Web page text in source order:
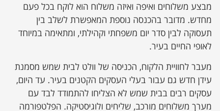
מבצע משלוחים ואיפה ואיזה משלוח הוא לוקח בכל פעם
מחדש. מדובר בהכנסה נוספת המאפשרת לשלב בין
תעסוקה לבין סדר יום משפחתי וקהילתי, ומתאימה במיוחד
לאופי החיים בעיר.
מעבר לחוויית הלקוח, הכניסה של וולט לבית שמש מסמנת
עידן חדש גם עבור בעלי העסקים הקטנים בעיר. עד היום,
עסקים רבים בבית שמש לא הצליחו להתמודד לבד עם
מערך משלוחים מורכב, שליחים ולוגיסטיקה. הפלטפורמה